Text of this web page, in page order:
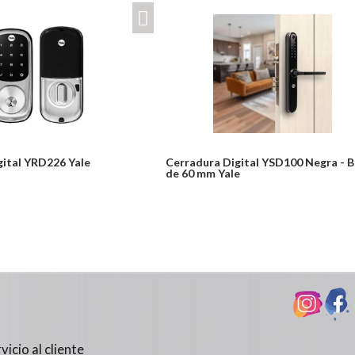
YRD226 Yale
Cerradura Digital YSD100 Negra -
de 60 mm Yale
al cliente